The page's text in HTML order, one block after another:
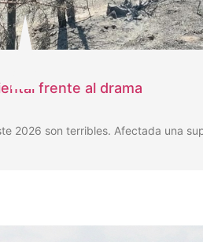
frente al drama
2026 son terribles. Afectada una